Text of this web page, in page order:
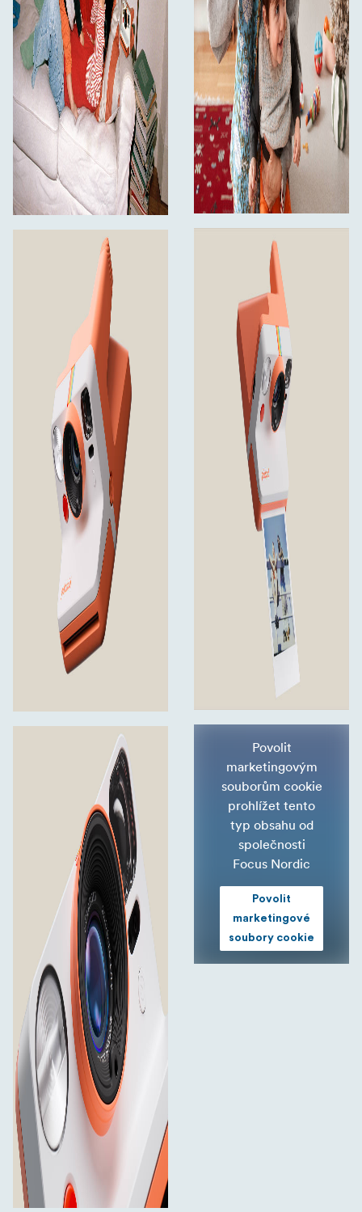
Povolit
marketingovým
souborům cookie
prohlížet tento
typ obsahu od
společnosti
Focus Nordic
Povolit
marketingové
soubory cookie